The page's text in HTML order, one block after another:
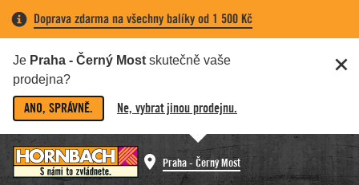
Doprava zdarma na všechny balíky od 1 500 Kč
Je Praha - Černý Most skutečně vaše
prodejna?
ANO, SPRÁVNĚ. Ne, vybrat jinou prodejnu.
Praha - Černý Most